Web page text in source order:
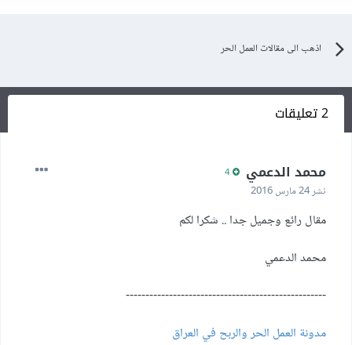
اذهب الى مقالات العمل الحر
2 تعليقات
محمد الدعمي
نشر24 مارس 2016
مقال رائع وجميل جدا .. شكرا لكم
محمد الدعمي
---------------------------------------------------
مدونة العمل الحر والربح في العراق